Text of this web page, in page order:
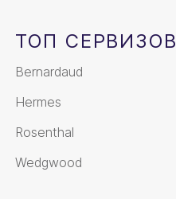
ТОП СЕРВИЗОВ
Bernardaud
Hermes
Rosenthal
Wedgwood